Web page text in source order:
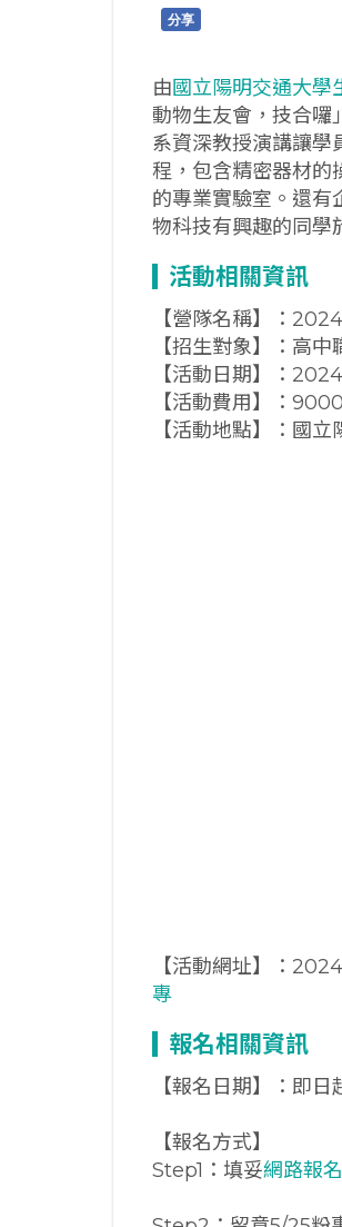
分享
由國立陽明交通大學
動物生友會，技合囉
系資深教授演講讓學
程，包含精密器材的
的專業實驗室。還有
物科技有興趣的同學
活動相關資訊
【營隊名稱】：
【招生對象】：高中
【活動日期】：
【活動費用】：
【活動地點】：國
【活動網址】：
專
報名相關資訊
【報名日期】：即
【報名方式】
Step1：填妥網路報